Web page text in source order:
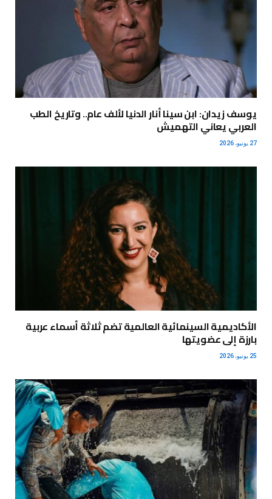
يوسف زيدان: ابن سينا أنار الدنيا لألف عام.. وتاريخ الطب
العربي يعاني التهميش
27 يونيو، 2026
الأكاديمية السينمائية العالمية تضم ثلاثة أسماء عربية
بارزة إلى عضويتها
25 يونيو، 2026